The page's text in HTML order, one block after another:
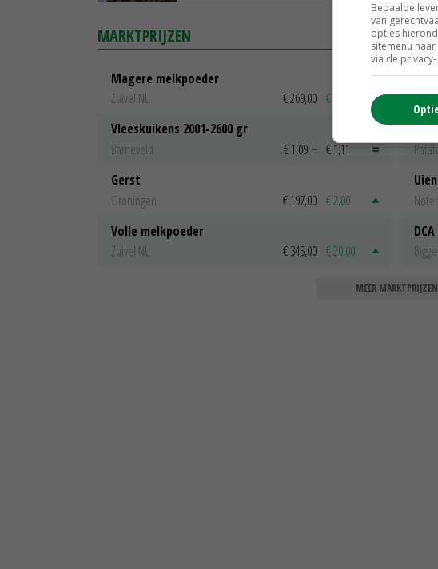
MARKTPRIJZEN
Magere melkpoeder
Zuivel NL
€ 269,00 € 7,00
Vleeskuikens 2001-2600 gr
Barneveld
€ 1,09 ~ € 1,11
Gerst
Groningen
€ 197,00 € 2,00
Volle melkpoeder
Zuivel NL
€ 345,00 € 20,00
MEER MARKTPRIJZEN
Bepaalde
van
opties
sitemenu
via de